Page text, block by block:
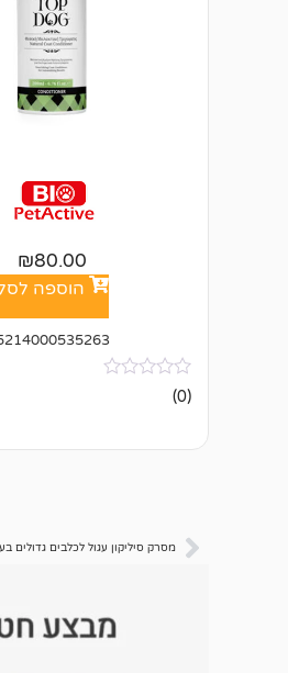
₪80.00
הוספה
אין
ביקורות
(0)
מסרק סיליקון עגול לכלבים גדולים